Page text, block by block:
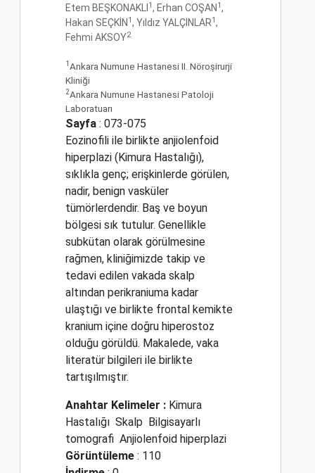
Etem BEŞKONAKLI 1 , Erhan COŞAN 1 ,
Hakan SEÇKİN 1 , Yıldız YALÇINLAR1 ,
Fehmi AKSOY2
1 Ankara Numune Hastanesi II. Nöroşirurji
Kliniği
2Ankara Numune Hastanesi Patoloji
Laboratuarı
Sayfa : 073-075
Eozinofili ile birlikte anjiolenfoid
hiperplazi (Kimura Hastalığı),
sıklıkla genç; erişkinlerde görülen,
nadir, benign vasküler
tümörlerdendir. Baş ve boyun
bölgesi sık tutulur. Genellikle
subkütan olarak görülmesine
rağmen, kliniğimizde takip ve
tedavi edilen vakada skalp
altından perikraniuma kadar
ulaştığı ve birlikte frontal kemikte
kranium içine doğru hiperostoz
olduğu görüldü. Makalede, vaka
literatür bilgileri ile birlikte
tartışılmıştır.
Anahtar Kelimeler : Kimura
Hastalığı Skalp
Bilgisayarlı
tomografi Anjiolenfoid hiperplazi
Görüntüleme : 110